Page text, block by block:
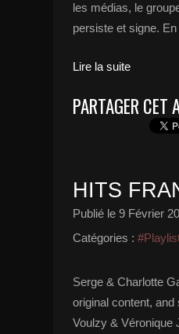
les médias, le
persiste et signe.
Lire la suite
PARTAGER CET
HITS
Publié le 9 Février
Catégories :
Serge & Charlotte
original content, and
Voulzy & Véronique